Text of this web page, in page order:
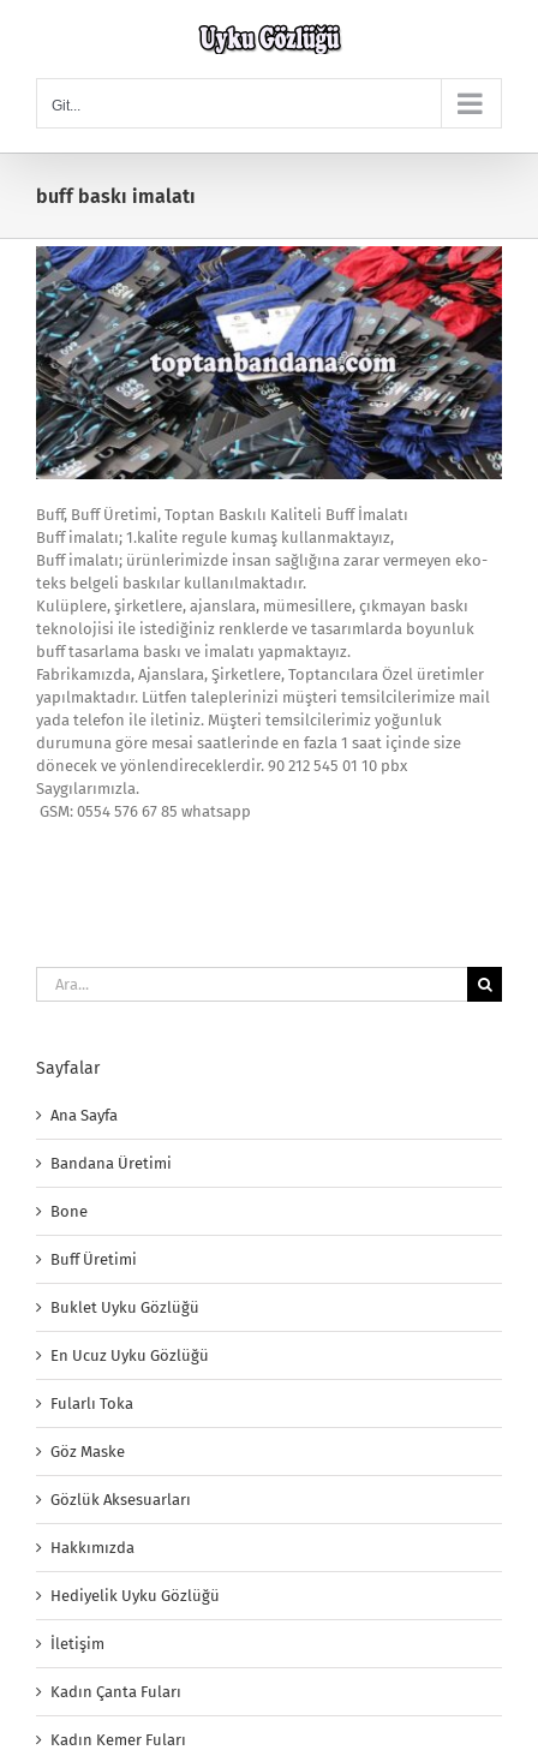
Git...
buff baskı imalatı
Buff, Buff Üretimi, Toptan Baskılı Kaliteli Buff İmalatı
Buff imalatı; 1.kalite regule kumaş kullanmaktayız,
Buff imalatı; ürünlerimizde insan sağlığına zarar vermeyen eko-
teks belgeli baskılar kullanılmaktadır.
Kulüplere, şirketlere, ajanslara, mümesillere, çıkmayan baskı
teknolojisi ile istediğiniz renklerde ve tasarımlarda boyunluk
buff tasarlama baskı ve imalatı yapmaktayız.
Fabrikamızda, Ajanslara, Şirketlere, Toptancılara Özel üretimler
yapılmaktadır. Lütfen taleplerinizi müşteri temsilcilerimize mail
yada telefon ile iletiniz. Müşteri temsilcilerimiz yoğunluk
durumuna göre mesai saatlerinde en fazla 1 saat içinde size
dönecek ve yönlendireceklerdir. 90 212 545 01 10 pbx
Saygılarımızla.
GSM: 0554 576 67 85 whatsapp
Ara:
Sayfalar
Ana Sayfa
Bandana Üretimi
Bone
Buff Üretimi
Buklet Uyku Gözlüğü
En Ucuz Uyku Gözlüğü
Fularlı Toka
Göz Maske
Gözlük Aksesuarları
Hakkımızda
Hediyelik Uyku Gözlüğü
İletişim
Kadın Çanta Fuları
Kadın Kemer Fuları